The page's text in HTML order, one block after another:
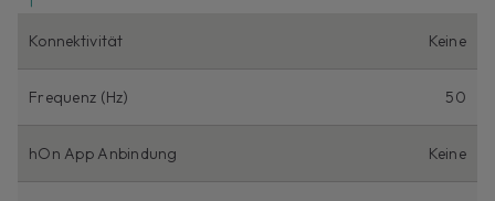
Konnektivität Keine
Frequenz (Hz) 50
hOn App Anbindung Keine